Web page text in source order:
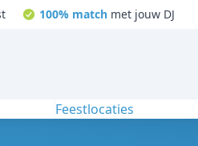
100% matchmet jouw DJ
Feestlocaties